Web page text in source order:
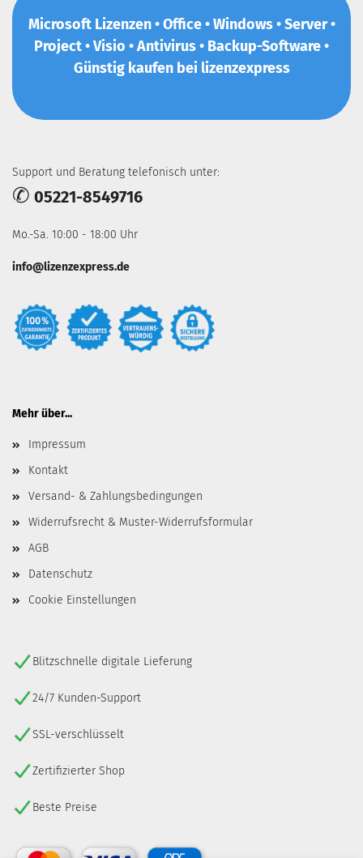
Microsoft Lizenzen • Office • Windows • Server •
Project • Visio • Antivirus • Backup-Software •
Günstig kaufen bei lizenzexpress
Support und Beratung telefonisch unter:
✆ 05221-8549716
Mo.-Sa. 10:00 - 18:00 Uhr
info@lizenzexpress.de
Mehr über...
Impressum
Kontakt
Versand- & Zahlungsbedingungen
Widerrufsrecht & Muster-Widerrufsformular
AGB
Datenschutz
Cookie Einstellungen
Blitzschnelle digitale Lieferung
24/7 Kunden-Support
SSL-verschlüsselt
Zertifizierter Shop
Beste Preise